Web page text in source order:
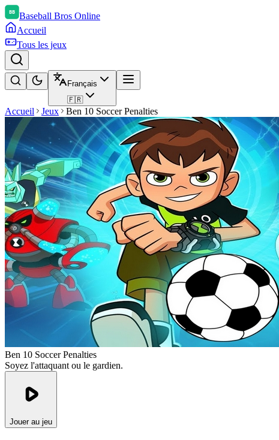
Baseball Bros Online
Accueil
Tous les jeux
Français
🇫🇷
Accueil Jeux Ben 10 Soccer Penalties
Ben 10 Soccer Penalties
Soyez l'attaquant ou le gardien.
Jouer au jeu